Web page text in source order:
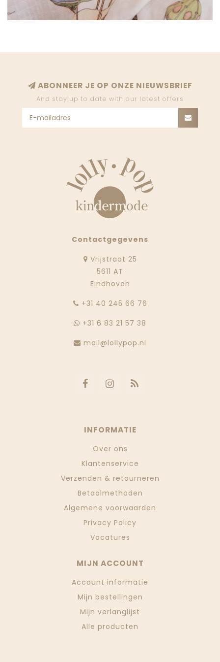
ABONNEER JE OP ONZE NIEUWSBRIEF
And stay up to date with our latest offers
Contactgegevens
Vrijstraat 25
5611 AT
Eindhoven
‭+31 40 245 66 76
+31 6 83 21 57 38
mail@lollypop.nl
INFORMATIE
Over ons
Klantenservice
Verzenden & retourneren
Betaalmethoden
Algemene voorwaarden
Privacy Policy
Vacatures
MIJN ACCOUNT
Account informatie
Mijn bestellingen
Mijn verlanglijst
Alle producten